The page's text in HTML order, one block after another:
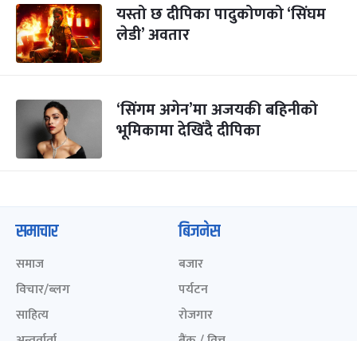
यस्तो छ दीपिका पादुकोणको ‘सिंघम
लेडी’ अवतार
‘सिंगम अगेन’मा अजयकी बहिनीको
भूमिकामा देखिंदै दीपिका
समाचार
समाज
विचार/ब्लग
साहित्य
बिजनेस
बजार
पर्यटन
रोजगार